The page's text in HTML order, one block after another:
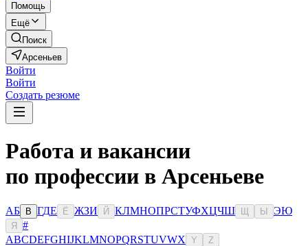
Помощь
Ещё
Поиск
Арсеньев
Войти
Войти
Создать резюме
Работа и вакансии
по профессии в Арсеньеве
АБ В ГДЕ Ё ЖЗИ Й КЛМНОПРСТУФХЦЧШ Ы ЭЮ
Я
#
ABCDEFGHIJKLMNOPQRSTUVWX Y Z